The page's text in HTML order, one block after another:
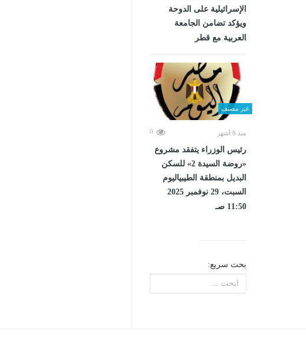
الإسرائيلية على الدوحة
ويؤكد تضامن الجامعة
العربية مع قطر
غير مصنف
منذ 8 أشهر 0
رئيس الوزراء يتفقد مشروع
«روضة السيدة 2» للسكن
البديل بمنطقة الطيبياليوم
السبت، 29 نوفمبر 2025
11:50 صـ
بحث سريع: